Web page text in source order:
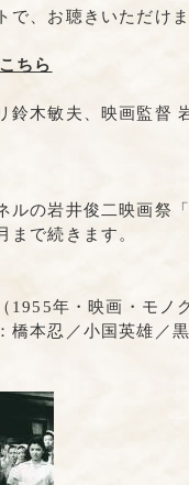
で、お聴きいただけ
ちら
鈴木敏夫、映画監督
ルの岩井俊二映画祭
まで続きます。
（1955年・映画・モノ
橋本忍／小国英雄／